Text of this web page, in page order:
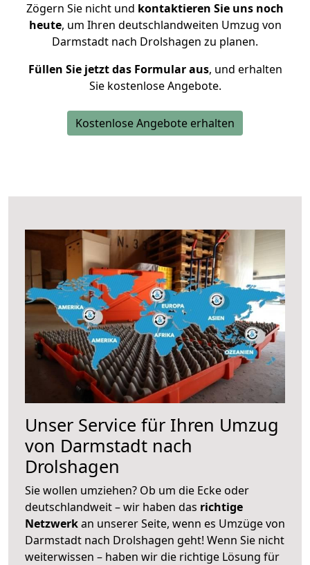
Zögern Sie nicht und kontaktieren Sie uns noch
heute, um Ihren deutschlandweiten Umzug von
Darmstadt nach Drolshagen zu planen.
Füllen Sie jetzt das Formular aus, und erhalten
Sie kostenlose Angebote.
Kostenlose Angebote erhalten
Unser Service für Ihren Umzug
von Darmstadt nach
Drolshagen
Sie wollen umziehen? Ob um die Ecke oder
deutschlandweit – wir haben das richtige
Netzwerkan unserer Seite, wenn es Umzüge von
Darmstadt nach Drolshagen geht! Wenn Sie nicht
weiterwissen – haben wir die richtige Lösung für